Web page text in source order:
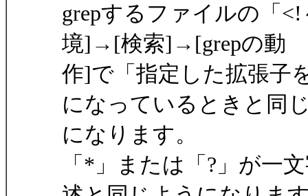
grepするファイルの「
境]→[検索]→[grepの動
作]で「指定した拡張子
になっているときと同
になります。
「*」または「?」が一